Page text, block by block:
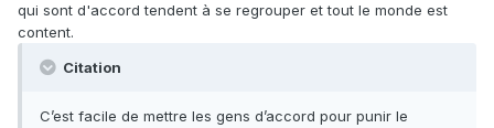
qui sont d'accord tendent à se regrouper et tout le monde est
content.
Citation
C’est facile de mettre les gens d’accord pour punir le